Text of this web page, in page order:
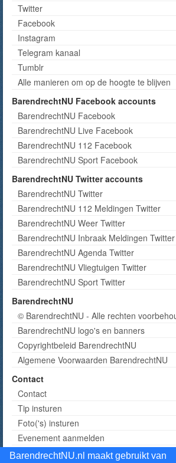
BarendrechtNU.nl maakt gebruikt van
Twitter
Facebook
Instagram
Telegram kanaal
Tumblr
Alle manieren om op de hoogte te blijven
BarendrechtNU Facebook accounts
BarendrechtNU Facebook
BarendrechtNU Live Facebook
BarendrechtNU 112 Facebook
BarendrechtNU Sport Facebook
BarendrechtNU Twitter accounts
BarendrechtNU Twitter
BarendrechtNU 112 Meldingen Twitter
BarendrechtNU Weer Twitter
BarendrechtNU Inbraak Meldingen Twitter
BarendrechtNU Agenda Twitter
BarendrechtNU Vliegtuigen Twitter
BarendrechtNU Sport Twitter
BarendrechtNU
© BarendrechtNU - Alle rechten
BarendrechtNU logo's en banners
Copyrightbeleid BarendrechtNU
Algemene Voorwaarden BarendrechtNU
Contact
Contact
Tip insturen
Foto('s) insturen
Evenement aanmelden
Informatie aanvragen adverteren